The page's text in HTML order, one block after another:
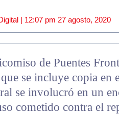
| 12:07 pm 27 agosto, 2020
de Puentes
se incluye copia en
se involucró en un
cometido contra el